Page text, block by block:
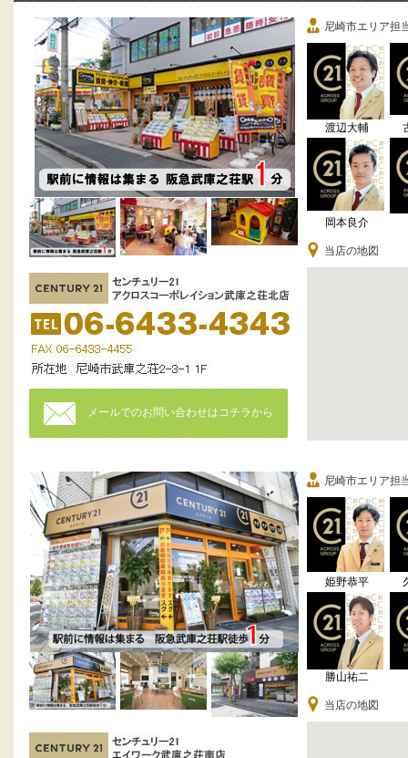
メールでのお問い合わせはコチラから
尼崎市エリア担
渡辺大輔
岡本良介
当店の地図
尼崎市エリア担
姫野恭平
勝山祐二
当店の地図